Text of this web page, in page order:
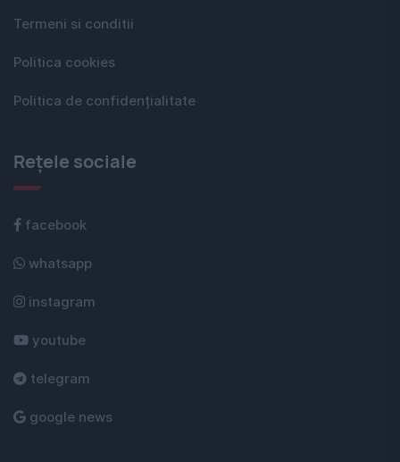
Termeni si conditii
Politica cookies
Politica de confidențialitate
Rețele sociale
facebook
whatsapp
instagram
youtube
telegram
google news